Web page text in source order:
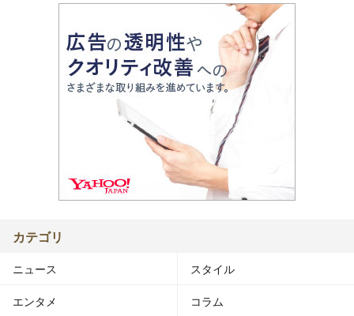
カテゴリ
ニュース スタイル
エンタメ コラム